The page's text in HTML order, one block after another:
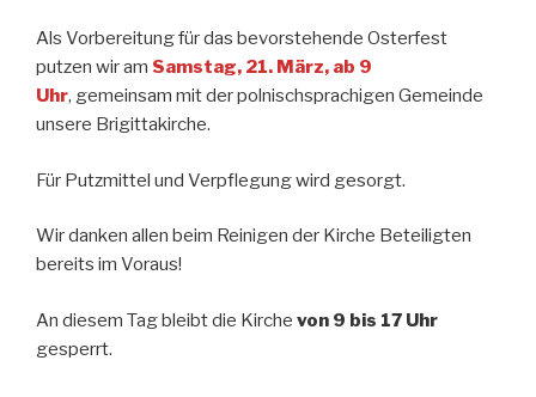
Als Vorbereitung für das bevorstehende Osterfest
putzen wir am Samstag, 21. März, ab 9
Uhr, gemeinsam mit der polnischsprachigen Gemeinde
unsere Brigittakirche.
Für Putzmittel und Verpflegung wird gesorgt.
Wir danken allen beim Reinigen der Kirche Beteiligten
bereits im Voraus!
An diesem Tag bleibt die Kirche von 9 bis 17 Uhr
gesperrt.